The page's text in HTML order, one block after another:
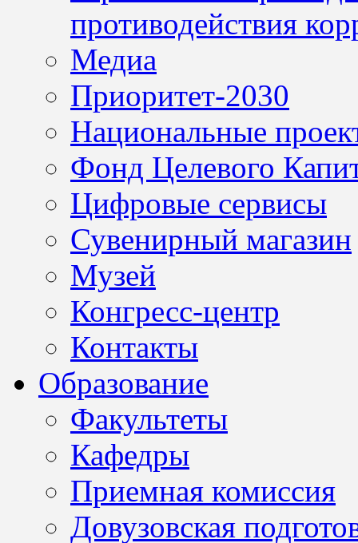
противодействия
Медиа
Приоритет-2030
Национальные
Фонд Целевого
Цифровые сервисы
Сувенирный магазин
Музей
Конгресс-центр
Контакты
Образование
Факультеты
Кафедры
Приемная комиссия
Довузовская